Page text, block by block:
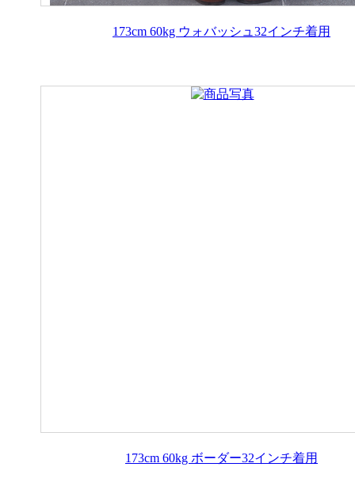
173cm 60kg ウォバッシュ32インチ着用
173cm 60kg ボーダー32インチ着用